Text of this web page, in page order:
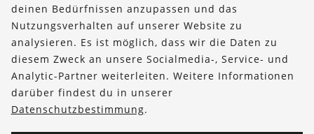
Kontakt & Hilfe
FOLLOW US
deinen Bedürfnissen anzupassen und das
Nutzungsverhalten auf unserer Website zu
analysieren. Es ist möglich, dass wir die Daten zu
diesem Zweck an unsere Socialmedia-, Service- und
Analytic-Partner weiterleiten. Weitere Informationen
darüber findest du in unserer
Datenschutzbestimmung.